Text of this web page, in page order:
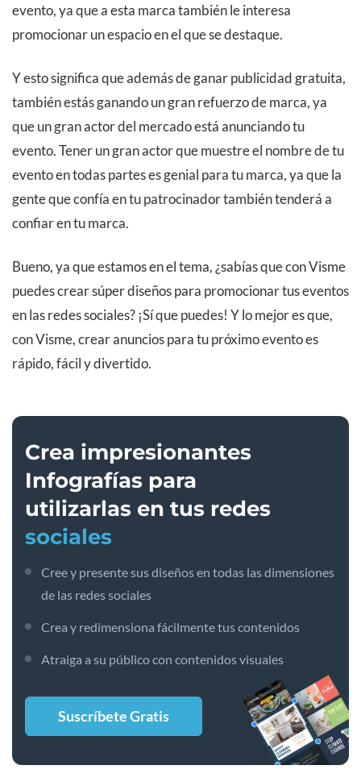
evento, ya que a esta marca también le interesa
promocionar un espacio en el que se destaque.
Y esto significa que además de ganar publicidad gratuita,
también estás ganando un gran refuerzo de marca, ya
que un gran actor del mercado está anunciando tu
evento. Tener un gran actor que muestre el nombre de tu
evento en todas partes es genial para tu marca, ya que la
gente que confía en tu patrocinador también tenderá a
confiar en tu marca.
Bueno, ya que estamos en el tema, ¿sabías que con Visme
puedes crear súper diseños para promocionar tus eventos
en las redes sociales? ¡Sí que puedes! Y lo mejor es que,
con Visme, crear anuncios para tu próximo evento es
rápido, fácil y divertido.
Crea impresionantes
Infografías para
utilizarlas en tus redes
sociales
Cree y presente sus diseños en todas las dimensiones
de las redes sociales
Crea y redimensiona fácilmente tus contenidos
Atraiga a su público con contenidos visuales
Suscríbete Gratis